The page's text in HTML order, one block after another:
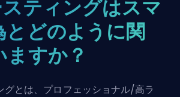
スティングはスマ
とどのように関
すか？
グとは、プロフェッショナル/高ラ